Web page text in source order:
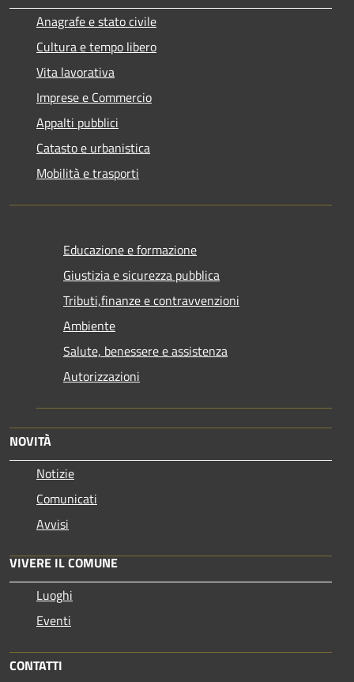
Anagrafe e stato civile
Cultura e tempo libero
Vita lavorativa
Imprese e Commercio
Appalti pubblici
Catasto e urbanistica
Mobilità e trasporti
Educazione e formazione
Giustizia e sicurezza pubblica
Tributi,finanze e contravvenzioni
Ambiente
Salute, benessere e assistenza
Autorizzazioni
NOVITÀ
Notizie
Comunicati
Avvisi
VIVERE IL COMUNE
Luoghi
Eventi
CONTATTI